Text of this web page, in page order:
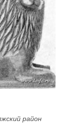
район